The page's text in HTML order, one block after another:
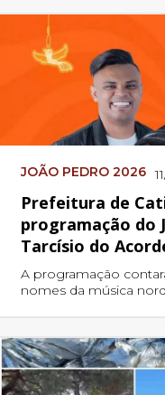
JOÃO PEDRO 2026
Prefeitura de
programação do
Tarcísio do
A programação
nomes da música